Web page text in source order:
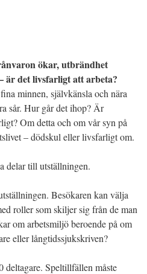
ökar, utbrändhet
är det livsfarligt att arbeta?
minnen, självkänsla och nära
sår. Hur går det ihop? Är
Om detta och om vår syn på
– dödskul eller livsfarligt om.
delar till utställningen.
Besökaren kan välja
roller som skiljer sig från de man
om arbetsmiljö beroende på om
eller långtidssjukskriven?
Speltillfällen måste